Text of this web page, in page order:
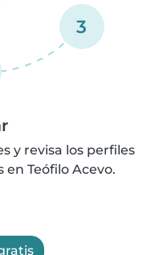
3
y revisa los perfiles
Teófilo Acevo.